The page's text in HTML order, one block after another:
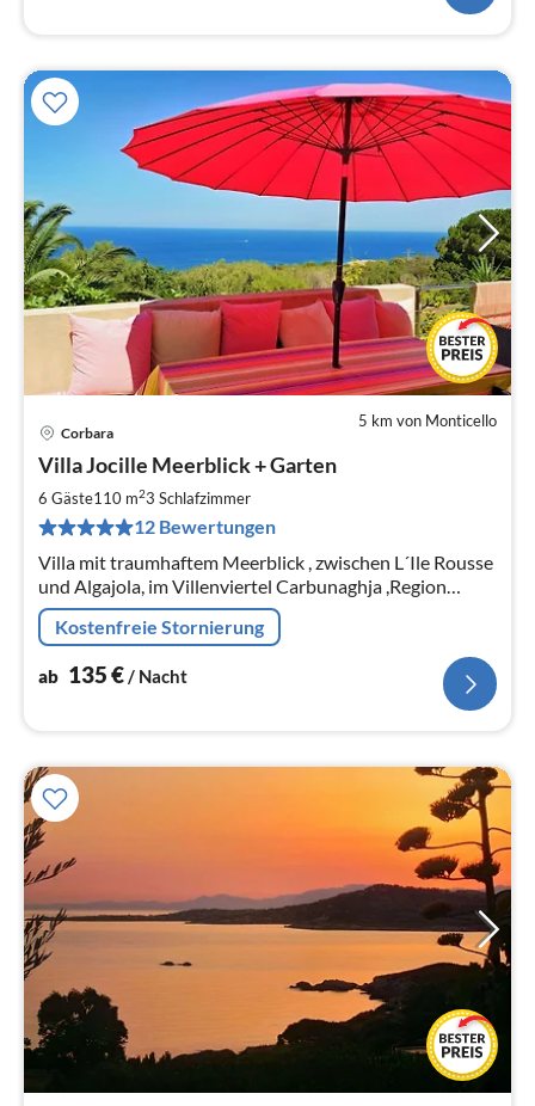
5 km von Monticello
Corbara
Villa Jocille Meerblick + Garten
6 Gäste110 m23 Schlafzimmer
12 Bewertungen
Villa mit traumhaftem Meerblick , zwischen L´Ile Rousse
und Algajola, im Villenviertel Carbunaghja ,Region
Balagne, nah an tollen Stränden und schönen
Ortschaften.
Kostenfreie Stornierung
ab 135€/ Nacht